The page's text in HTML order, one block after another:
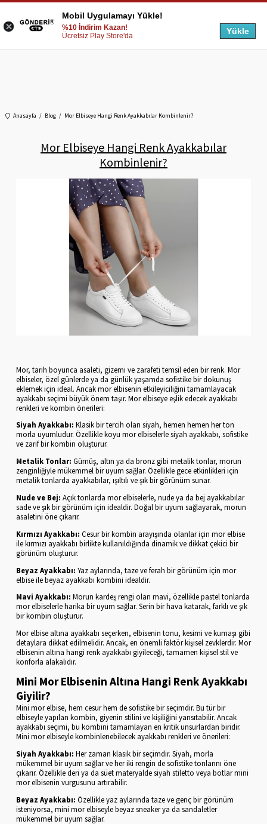
Anasayfa Blog Mor Elbiseye Hangi Renk Ayakkabılar Kombinlenir?
Mor Elbiseye Hangi Renk Ayakkabılar
Kombinlenir?
Mor, tarih boyunca asaleti, gizemi ve zarafeti temsil eden bir renk. Mor
elbiseler, özel günlerde ya da günlük yaşamda sofistike bir dokunuş
eklemek için ideal. Ancak mor elbisenin etkileyiciliğini tamamlayacak
ayakkabı seçimi büyük önem taşır. Mor elbiseye eşlik edecek ayakkabı
renkleri ve kombin önerileri:
Siyah Ayakkabı: Klasik bir tercih olan siyah, hemen hemen her ton
morla uyumludur. Özellikle koyu mor elbiselerle siyah ayakkabı, sofistike
ve zarif bir kombin oluşturur.
Metalik Tonlar: Gümüş, altın ya da bronz gibi metalik tonlar, morun
zenginliğiyle mükemmel bir uyum sağlar. Özellikle gece etkinlikleri için
metalik tonlarda ayakkabılar, ışıltılı ve şık bir görünüm sunar.
Nude ve Bej: Açık tonlarda mor elbiselerle, nude ya da bej ayakkabılar
sade ve şık bir görünüm için idealdir. Doğal bir uyum sağlayarak, morun
asaletini öne çıkarır.
Kırmızı Ayakkabı: Cesur bir kombin arayışında olanlar için mor elbise
ile kırmızı ayakkabı birlikte kullanıldığında dinamik ve dikkat çekici bir
görünüm oluşturur.
Beyaz Ayakkabı: Yaz aylarında, taze ve ferah bir görünüm için mor
elbise ile beyaz ayakkabı kombini idealdir.
Mavi Ayakkabı: Morun kardeş rengi olan mavi, özellikle pastel tonlarda
mor elbiselerle harika bir uyum sağlar. Serin bir hava katarak, farklı ve şık
bir kombin oluşturur.
Mor elbise altına ayakkabı seçerken, elbisenin tonu, kesimi ve kumaşı gibi
detaylara dikkat edilmelidir. Ancak, en önemli faktör kişisel zevklerdir. Mor
elbisenin altına hangi renk ayakkabı giyileceği, tamamen kişisel stil ve
konforla alakalıdır.
Mini Mor Elbisenin Altına Hangi Renk Ayakkabı
Giyilir?
Mini mor elbise, hem cesur hem de sofistike bir seçimdir. Bu tür bir
elbiseyle yapılan kombin, giyenin stilini ve kişiliğini yansıtabilir. Ancak
ayakkabı seçimi, bu kombini tamamlayan en kritik unsurlardan biridir.
Mini mor elbiseyle kombinlenebilecek ayakkabı renkleri ve önerileri:
Siyah Ayakkabı: Her zaman klasik bir seçimdir. Siyah, morla
mükemmel bir uyum sağlar ve her iki rengin de sofistike tonlarını öne
çıkarır. Özellikle deri ya da süet materyalde siyah stiletto veya botlar mini
mor elbisenin vurgusunu artırabilir.
Beyaz Ayakkabı: Özellikle yaz aylarında taze ve genç bir görünüm
isteniyorsa, mini mor elbiseyle beyaz sneaker ya da sandaletler
mükemmel bir uyum sağlar.
Mobil Uygulamayı Yükle!
%10 İndirim Kazan!
Ücretsiz Play Store'da
Yükle